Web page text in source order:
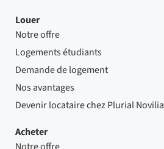
Louer
Notre offre
Logements étudiants
Demande de logement
Nos avantages
Devenir locataire chez Plurial Novilia
Acheter